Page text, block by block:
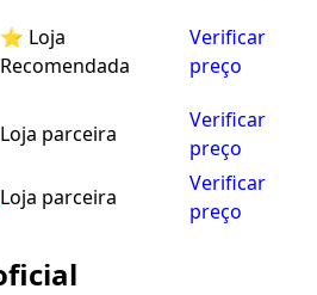
⭐ Loja
Recomendada
Verificar
preço
Loja parceira
Verificar
preço
Loja parceira
Verificar
preço